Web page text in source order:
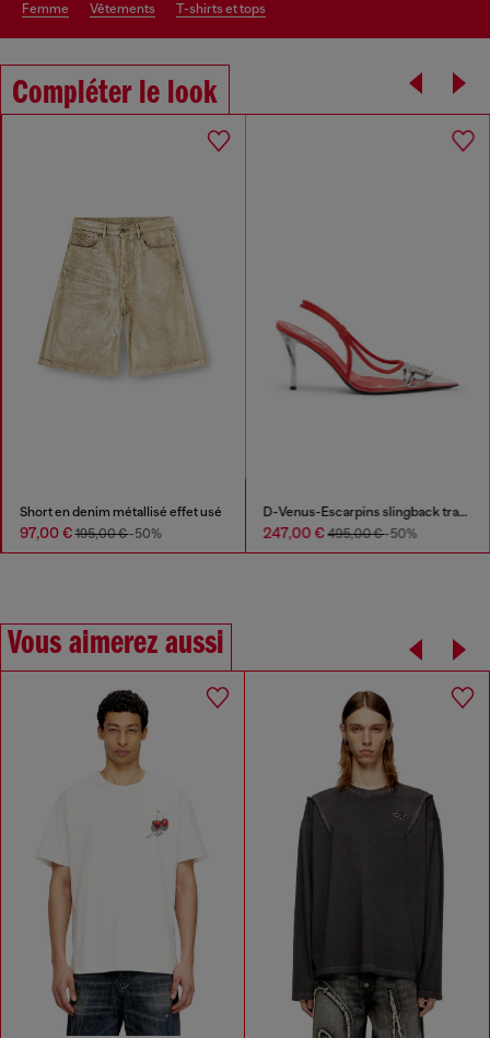
femme vêtements t-shirts et tops
Compléter le look
Short en denim métallisé effet usé
97,00 €195,00 €-50%
D-Venus-Escarpins slingback transparents à garniture en cuir
247,00 €495,00 €-50%
Vous aimerez aussi